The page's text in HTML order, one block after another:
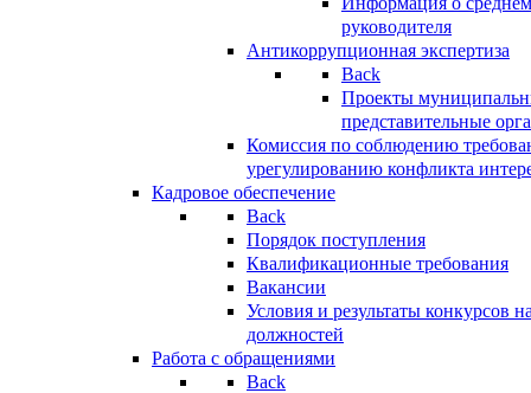
руководителя
Антикоррупционная экспертиза
Back
Проекты
представительные
Комиссия по соблюдению
урегулированию конфликта
Кадровое обеспечение
Back
Порядок поступления
Квалификационные требования
Вакансии
Условия и результаты конкурсов
должностей
Работа с обращениями
Back